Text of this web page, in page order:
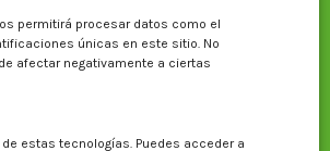
permitirá procesar datos como el
únicas en este sitio. No
afectar negativamente a ciertas
estas tecnologías. Puedes acceder a
on CITA website